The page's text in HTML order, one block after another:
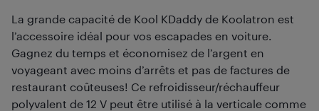
La grande capacité de Kool KDaddy de Koolatron est
l’accessoire idéal pour vos escapades en voiture.
Gagnez du temps et économisez de l’argent en
voyageant avec moins d’arrêts et pas de factures de
restaurant coûteuses! Ce refroidisseur/réchauffeur
polyvalent de 12 V peut être utilisé à la verticale comme